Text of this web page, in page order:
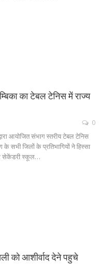
का टेबल टेनिस में राज्य
0
आयोजित संभाग स्तरीय टेबल टेनिस
सभी जिलों के प्रतिभागियों ने हिस्सा
सेकेंडरी स्कूल…
को आशीर्वाद देने पहुचे